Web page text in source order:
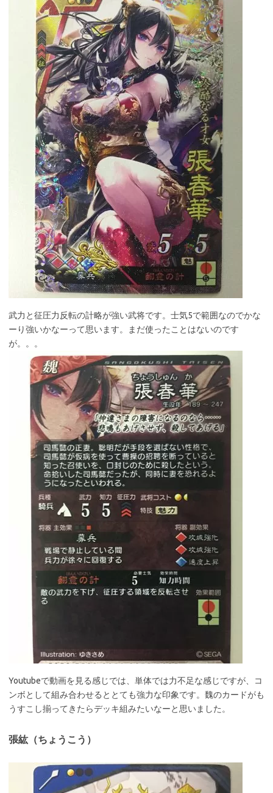
武力と征圧力反転の計略が強い武将です。士気5で範囲なのでかな
ーり強いかなーって思います。まだ使ったことはないのです
が。。。
Youtubeで動画を見る感じでは、単体では力不足な感じですが、コ
ンボとして組み合わせるととても強力な印象です。魏のカードがも
うすこし揃ってきたらデッキ組みたいなーと思いました。
張紘（ちょうこう）